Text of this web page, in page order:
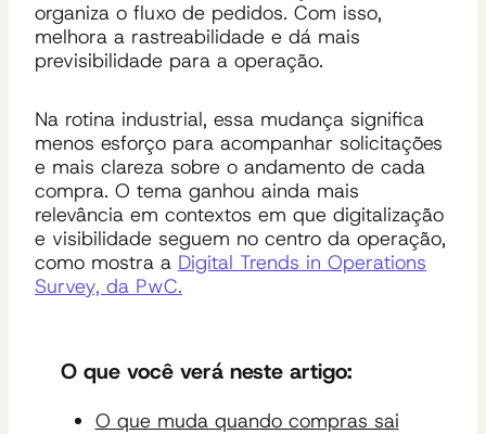
organiza o fluxo de pedidos. Com isso,
melhora a rastreabilidade e dá mais
previsibilidade para a operação.
Na rotina industrial, essa mudança significa
menos esforço para acompanhar solicitações
e mais clareza sobre o andamento de cada
compra. O tema ganhou ainda mais
relevância em contextos em que digitalização
e visibilidade seguem no centro da operação,
como mostra a Digital Trends in Operations
Survey, da PwC.
O que você verá neste artigo:
O que muda quando compras sai